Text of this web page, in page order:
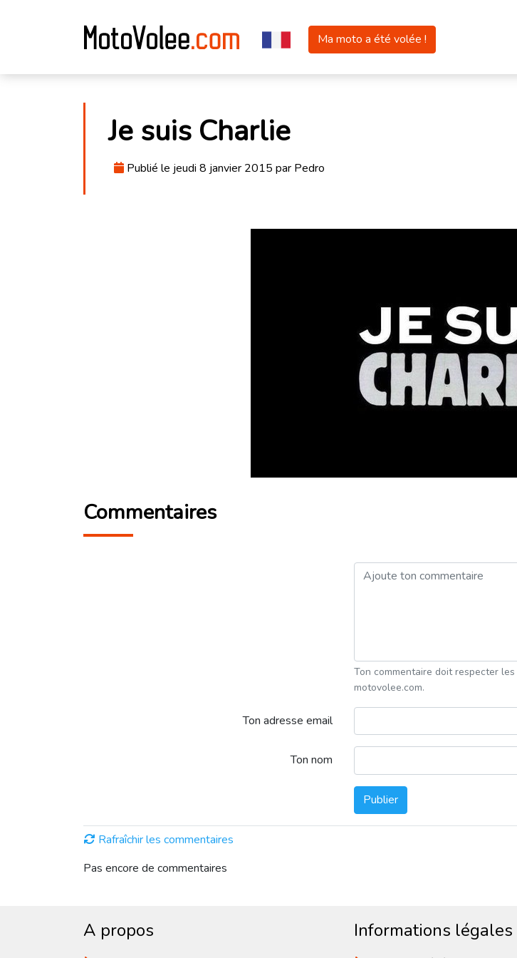
Ma moto a été volée !
Je suis Charlie
Publié le jeudi 8 janvier 2015 par Pedro
Commentaires
Ton commentaire doit respecter les
motovolee.com.
Ton adresse email
Ton nom
Publier
Rafraîchir les commentaires
Pas encore de commentaires
A propos Informations légales